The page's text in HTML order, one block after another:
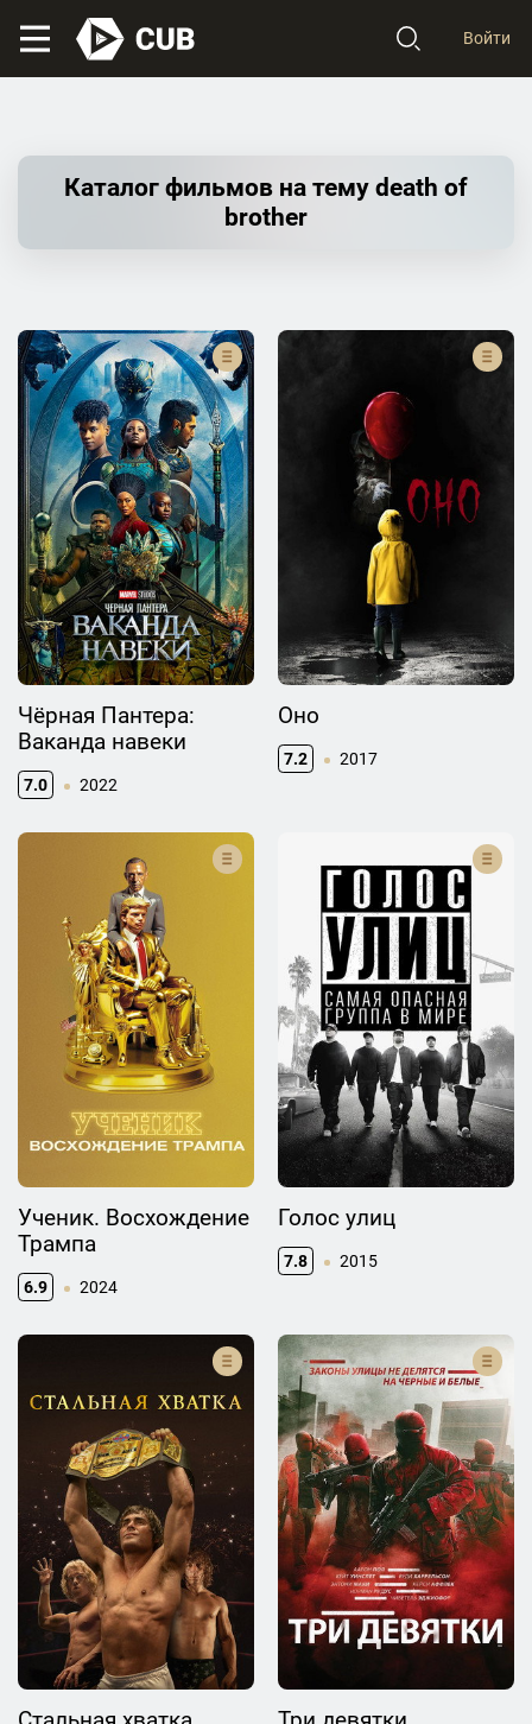
Войти
Каталог фильмов на тему death of
brother
Чёрная Пантера:
Ваканда навеки
7.0 2022
Оно
7.2 2017
Ученик. Восхождение
Трампа
6.9 2024
Голос улиц
7.8 2015